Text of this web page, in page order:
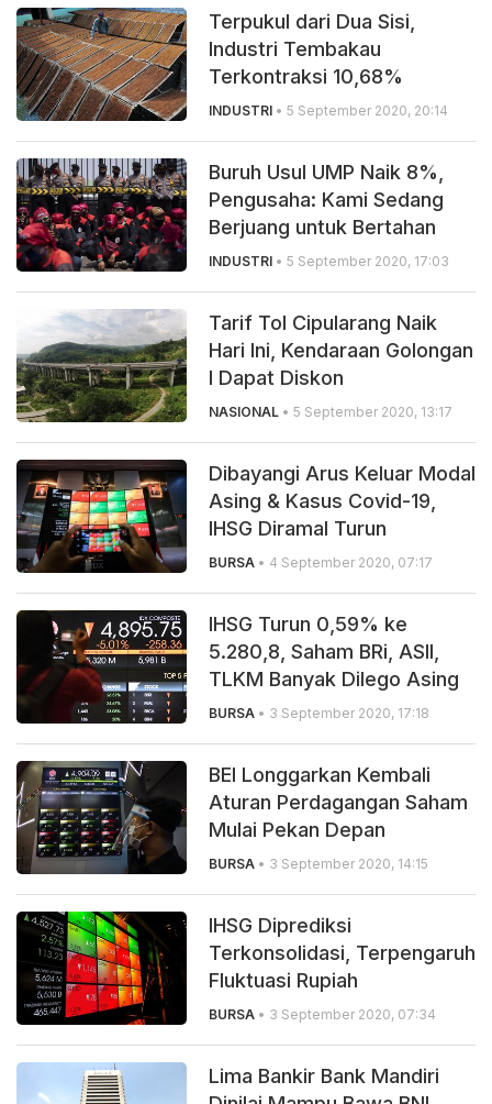
Terpukul dari Dua Sisi,
Industri Tembakau
Terkontraksi 10,68%
INDUSTRI • 5 September 2020, 20:14
Buruh Usul UMP Naik 8%,
Pengusaha: Kami Sedang
Berjuang untuk Bertahan
INDUSTRI • 5 September 2020, 17:03
Tarif Tol Cipularang Naik
Hari Ini, Kendaraan Golongan
I Dapat Diskon
NASIONAL • 5 September 2020, 13:17
Dibayangi Arus Keluar Modal
Asing & Kasus Covid-19,
IHSG Diramal Turun
BURSA • 4 September 2020, 07:17
IHSG Turun 0,59% ke
5.280,8, Saham BRi, ASII,
TLKM Banyak Dilego Asing
BURSA • 3 September 2020, 17:18
BEI Longgarkan Kembali
Aturan Perdagangan Saham
Mulai Pekan Depan
BURSA • 3 September 2020, 14:15
IHSG Diprediksi
Terkonsolidasi, Terpengaruh
Fluktuasi Rupiah
BURSA • 3 September 2020, 07:34
Lima Bankir Bank Mandiri